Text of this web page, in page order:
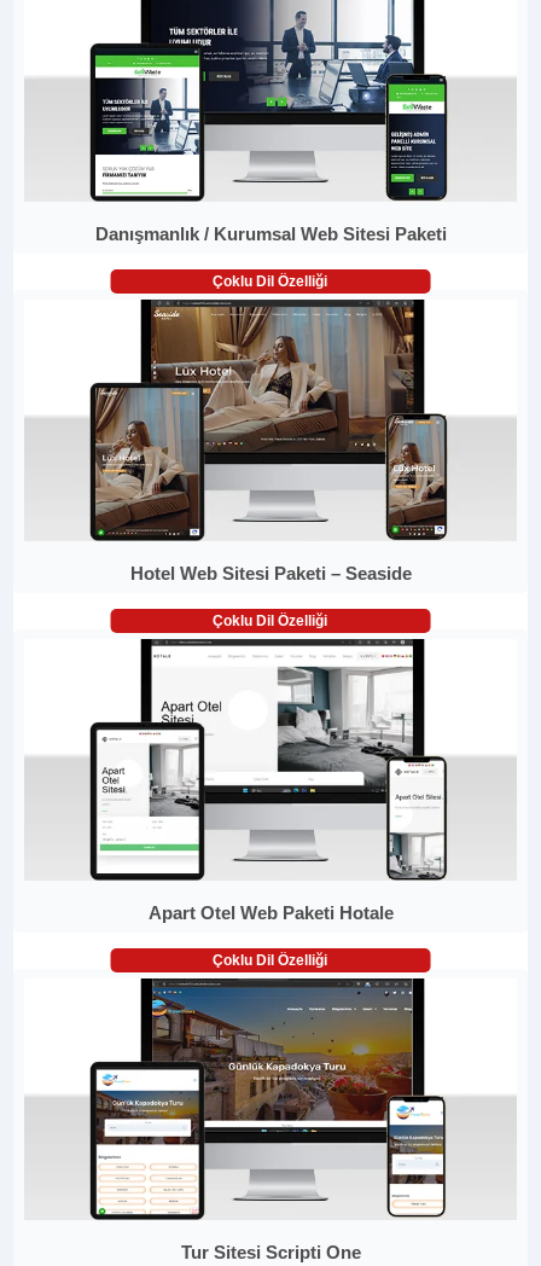
Danışmanlık / Kurumsal Web Sitesi Paketi
Çoklu Dil Özelliği
Hotel Web Sitesi Paketi – Seaside
Çoklu Dil Özelliği
Apart Otel Web Paketi Hotale
Çoklu Dil Özelliği
Tur Sitesi Scripti One